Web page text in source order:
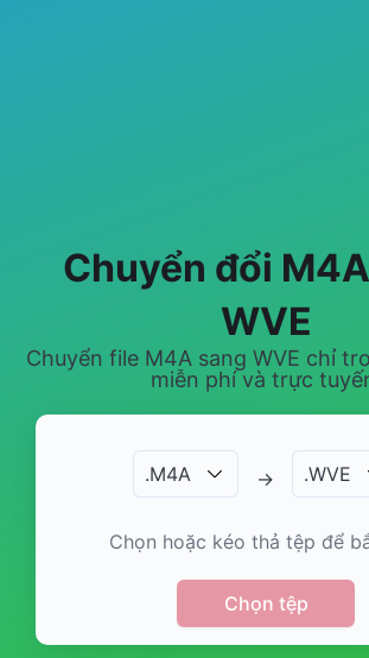
Chuyển đổi
WVE
Chuyển file M4A sang WVE chỉ
miễn phí và trực
.M4A → .WVE
Chọn hoặc kéo thả tệp để
Chọn tệp